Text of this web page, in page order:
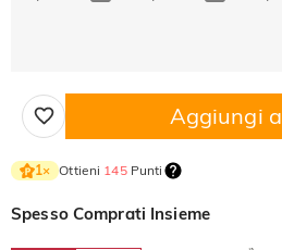
Aggiungi
1× Ottieni 145Punti
Spesso Comprati Insieme